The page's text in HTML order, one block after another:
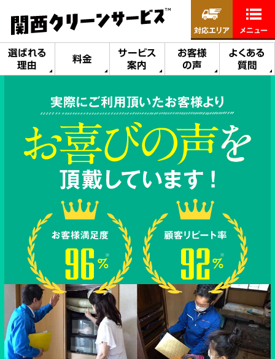
選ばれる
理由
料金
サービス
案内
お客様
の声
よくある
質問
対応エリア メニュー
実際にご利用頂いたお客様より